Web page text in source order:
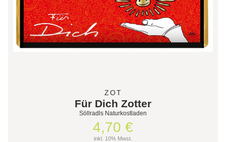
ZOT
Für Dich Zotter
Söllradls Naturkostladen
4,70 €
inkl. 10% Mwst.